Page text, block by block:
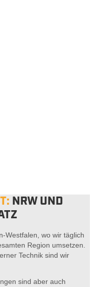
NRW UND
Westfalen, wo wir täglich
Region umsetzen.
Technik sind wir
sind aber auch